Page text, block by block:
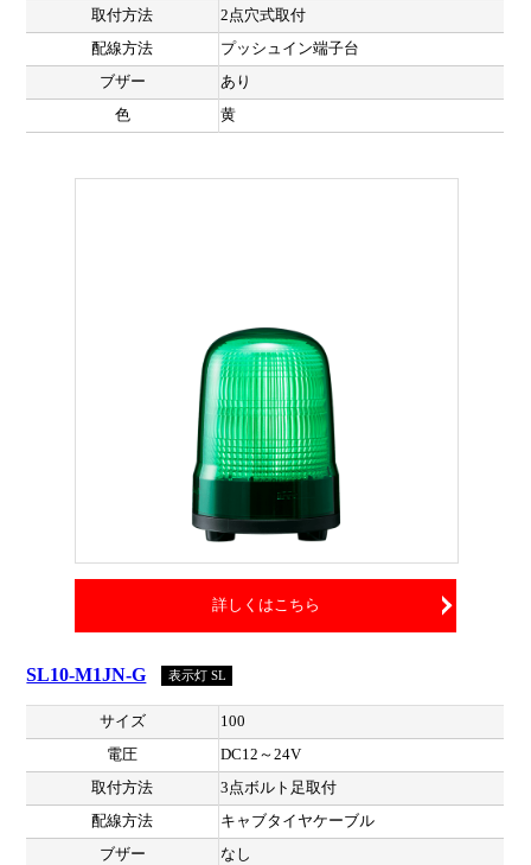
取付方法
2点穴式取付
配線方法
プッシュイン端子台
ブザー
あり
色
黄
詳しくはこちら
SL10-M1JN-G 表示灯 SL
サイズ
100
電圧
DC12～24V
取付方法
3点ボルト足取付
配線方法
キャブタイヤケーブル
ブザー
なし